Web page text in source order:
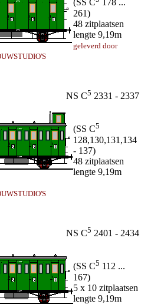
(SS C
178 ...
261)
48 zitplaatsen
lengte 9,19m
geleverd door
NS C5 2331 - 2337
(SS C5
128,130,131,134
- 137)
48 zitplaatsen
lengte 9,19m
NS C5 2401 - 2434
(SS C5 112 ...
167)
5 x 10 zitplaatsen
lengte 9,19m